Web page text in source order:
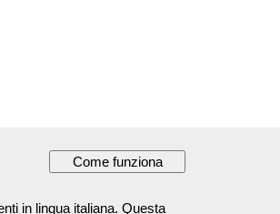
in lingua italiana. Questa